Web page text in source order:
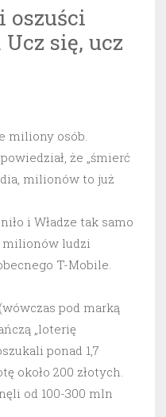
oszuści
się, ucz
miliony osób.
że „śmierć
milionów to już
i Władze tak samo
milionów ludzi
T-Mobile.
pod marką
„loterię
ponad 1,7
około 200 złotych.
od 100-300 mln